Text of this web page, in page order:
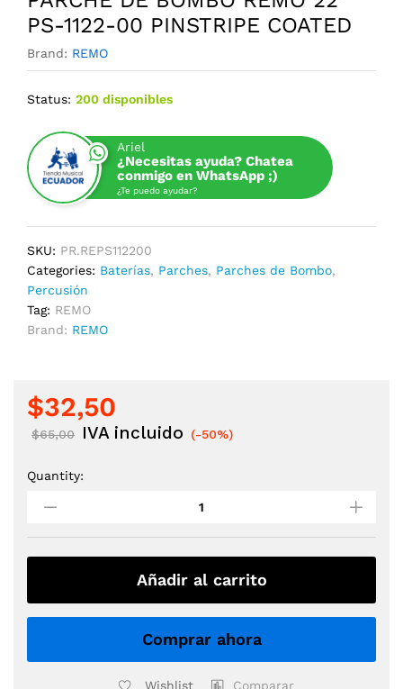
PS-1122-00 PINSTRIPE COATED
Brand: REMO
Status: 200 disponibles
Ariel
¿Necesitas ayuda? Chatea
conmigo en WhatsApp ;)
¿Te puedo ayudar?
SKU: PR.REPS112200
Categories: Baterías, Parches, Parches de Bombo,
Percusión
Tag: REMO
Brand: REMO
$32,50
$65,00 IVA incluido (-50%)
PARCHE
REMO
22"
00
Quantity:
Añadir al carrito
Comprar ahora
Wishlist Comparar